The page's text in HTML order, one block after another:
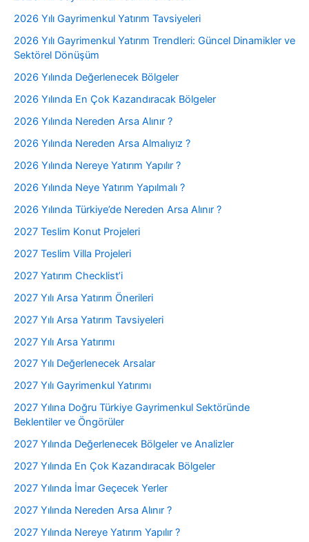
2026 Yılı Gayrimenkul Yatırım Tavsiyeleri
2026 Yılı Gayrimenkul Yatırım Trendleri: Güncel Dinamikler ve
Sektörel Dönüşüm
2026 Yılında Değerlenecek Bölgeler
2026 Yılında En Çok Kazandıracak Bölgeler
2026 Yılında Nereden Arsa Alınır ?
2026 Yılında Nereden Arsa Almalıyız ?
2026 Yılında Nereye Yatırım Yapılır ?
2026 Yılında Neye Yatırım Yapılmalı ?
2026 Yılında Türkiye’de Nereden Arsa Alınır ?
2027 Teslim Konut Projeleri
2027 Teslim Villa Projeleri
2027 Yatırım Checklist’i
2027 Yılı Arsa Yatırım Önerileri
2027 Yılı Arsa Yatırım Tavsiyeleri
2027 Yılı Arsa Yatırımı
2027 Yılı Değerlenecek Arsalar
2027 Yılı Gayrimenkul Yatırımı
2027 Yılına Doğru Türkiye Gayrimenkul Sektöründe
Beklentiler ve Öngörüler
2027 Yılında Değerlenecek Bölgeler ve Analizler
2027 Yılında En Çok Kazandıracak Bölgeler
2027 Yılında İmar Geçecek Yerler
2027 Yılında Nereden Arsa Alınır ?
2027 Yılında Nereye Yatırım Yapılır ?